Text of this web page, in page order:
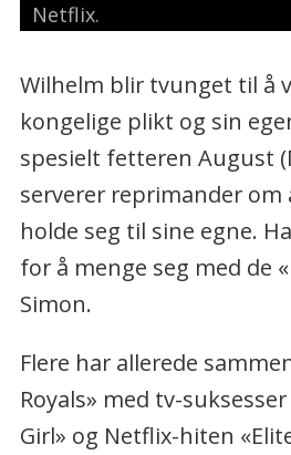
Netflix.
Wilhelm blir tvunget til å
kongelige plikt og sin
spesielt fetteren August
serverer reprimander om
holde seg til sine egne.
for å menge seg med de
Simon.
Flere har allerede
Royals» med tv-
Girl» og Netflix-hiten